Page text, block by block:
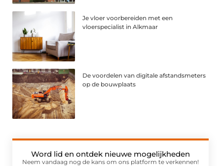
Je vloer voorbereiden met een
vloerspecialist in Alkmaar
De voordelen van digitale afstandsmeters
op de bouwplaats
Word lid en ontdek nieuwe mogelijkheden
Neem vandaag nog de kans om ons platform te verkennen!